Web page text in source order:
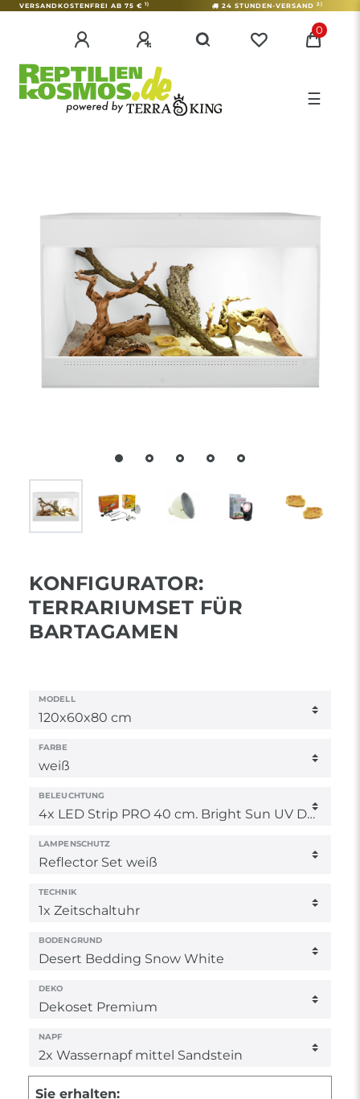
VERSANDKOSTENFREI AB 75 € 1) 24 STUNDEN-VERSAND 2)
0
☰
KONFIGURATOR:
TERRARIUMSET FÜR
BARTAGAMEN
MODELL
FARBE
BELEUCHTUNG
LAMPENSCHUTZ
TECHNIK
BODENGRUND
DEKO
NAPF
Sie erhalten: